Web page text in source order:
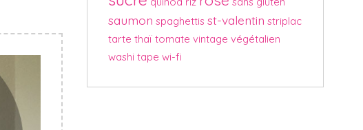
saumon spaghettis st-valentin striplac
tarte thaï tomate vintage végétalien
washi tape wi-fi